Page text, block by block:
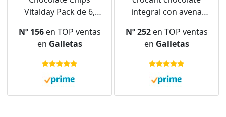
Vitalday Pack de 6,
Nº 156en TOP ventas
en Galletas
integral con avena
de 16
Nº 252en TOP ventas
en Galletas